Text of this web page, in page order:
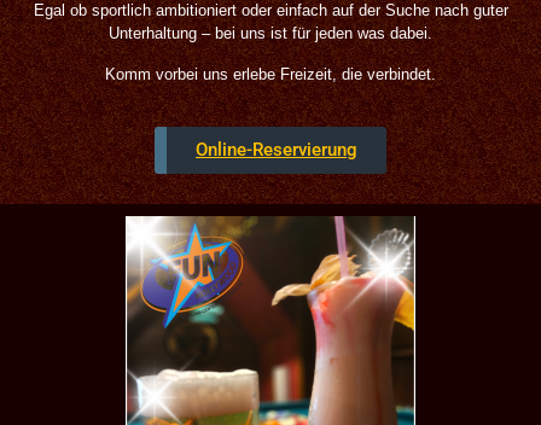
Egal ob sportlich ambitioniert oder einfach auf der Suche nach guter
Unterhaltung – bei uns ist für jeden was dabei.
Komm vorbei uns erlebe Freizeit, die verbindet.
Online-Reservierung